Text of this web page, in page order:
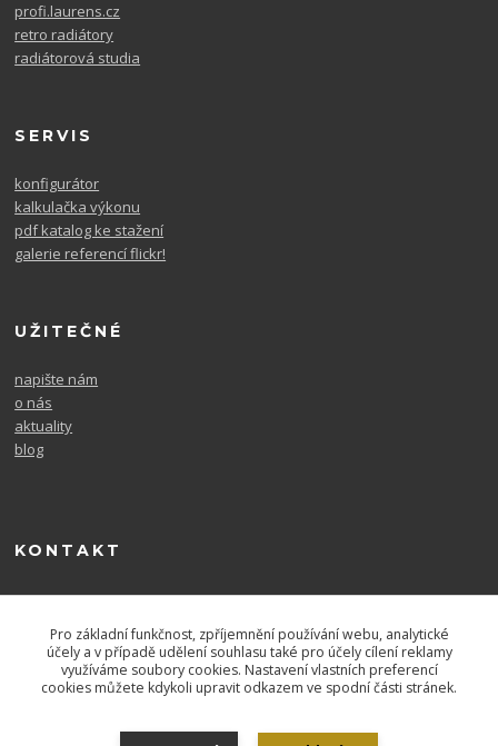
profi.laurens.cz
retro radiátory
radiátorová studia
SERVIS
konfigurátor
kalkulačka výkonu
pdf katalog ke stažení
galerie referencí flickr!
UŽITEČNÉ
napište nám
o nás
aktuality
blog
KONTAKT
604 567 726
Pro základní funkčnost, zpříjemnění používání webu, analytické
účely a v případě udělení souhlasu také pro účely cílení reklamy
využíváme soubory cookies. Nastavení vlastních preferencí
cookies můžete kdykoli upravit odkazem ve spodní části stránek.